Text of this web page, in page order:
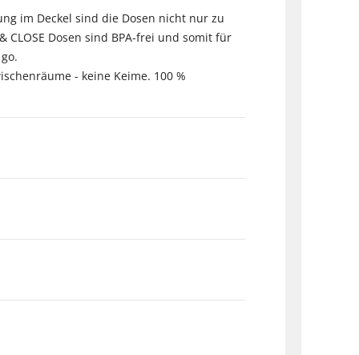
im Deckel sind die Dosen nicht nur zu
CLOSE Dosen sind BPA-frei und somit für
- keine Keime. 100 %